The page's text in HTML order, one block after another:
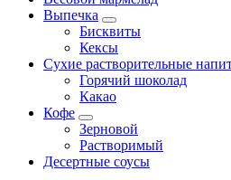
Выпечка
Бисквиты
Кексы
Сухие растворительные
Горячий шоколад
Какао
Кофе
Зерновой
Растворимый
Десертные соусы